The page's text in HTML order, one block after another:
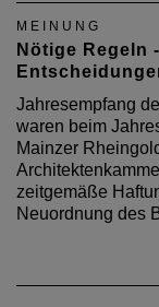
MEINUNG
Nötige Regeln
Jahresempfang
waren beim
Mainzer
zeitgemäße
Neuordnung des